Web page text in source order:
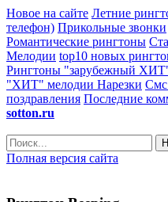
Новое на сайте Летние
телефон) Прикольные звонки
Романтические рингтоны
Мелодии top10 новых
Рингтоны "зарубежный
"ХИТ" мелодии Нарезки Смс
поздравления Последние
sotton.ru
Полная версия сайта